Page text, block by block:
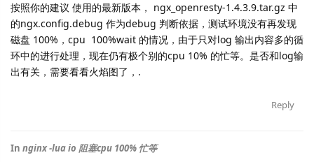
按照你的建议 使用的最新版本， ngx_openresty-1.4.3.9.tar.gz 中
的ngx.config.debug 作为debug 判断依据，测试环境没有再发现
磁盘 100%，cpu 100%wait 的情况，由于只对log 输出内容多的循
环中的进行处理，现在仍有极个别的cpu 10% 的忙等。是否和log输
出有关，需要看看火焰图了，.
Reply
In nginx -lua io 阻塞cpu 100% 忙等